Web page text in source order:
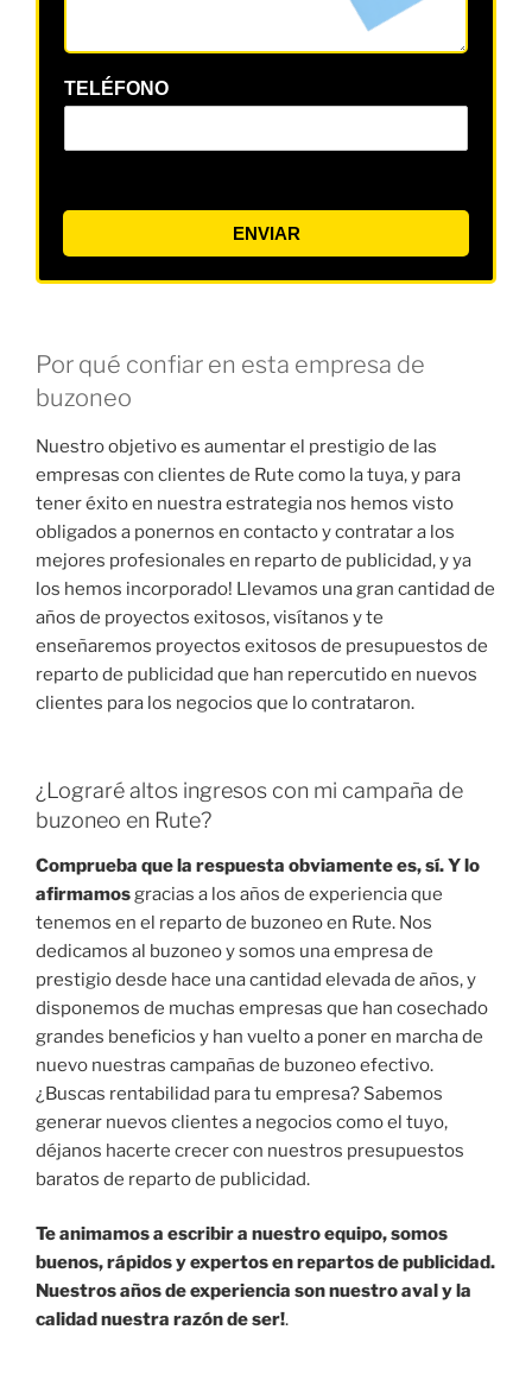
TELÉFONO
ENVIAR
Por qué confiar en esta empresa de
buzoneo
Nuestro objetivo es aumentar el prestigio de las
empresas con clientes de Rute como la tuya, y para
tener éxito en nuestra estrategia nos hemos visto
obligados a ponernos en contacto y contratar a los
mejores profesionales en reparto de publicidad, y ya
los hemos incorporado! Llevamos una gran cantidad de
años de proyectos exitosos, visítanos y te
enseñaremos proyectos exitosos de presupuestos de
reparto de publicidad que han repercutido en nuevos
clientes para los negocios que lo contrataron.
¿Lograré altos ingresos con mi campaña de
buzoneo en Rute?
Comprueba que la respuesta obviamente es, sí. Y lo
afirmamos gracias a los años de experiencia que
tenemos en el reparto de buzoneo en Rute. Nos
dedicamos al buzoneo y somos una empresa de
prestigio desde hace una cantidad elevada de años, y
disponemos de muchas empresas que han cosechado
grandes beneficios y han vuelto a poner en marcha de
nuevo nuestras campañas de buzoneo efectivo.
¿Buscas rentabilidad para tu empresa? Sabemos
generar nuevos clientes a negocios como el tuyo,
déjanos hacerte crecer con nuestros presupuestos
baratos de reparto de publicidad.
Te animamos a escribir a nuestro equipo, somos
buenos, rápidos y expertos en repartos de publicidad.
Nuestros años de experiencia son nuestro aval y la
calidad nuestra razón de ser!.